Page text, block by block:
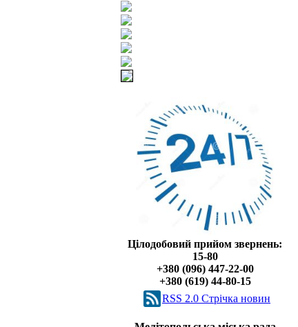
Цілодобовий прийом звернень:
15-80
+380 (096) 447-22-00
+380 (619) 44-80-15
RSS 2.0 Cтрічка новин